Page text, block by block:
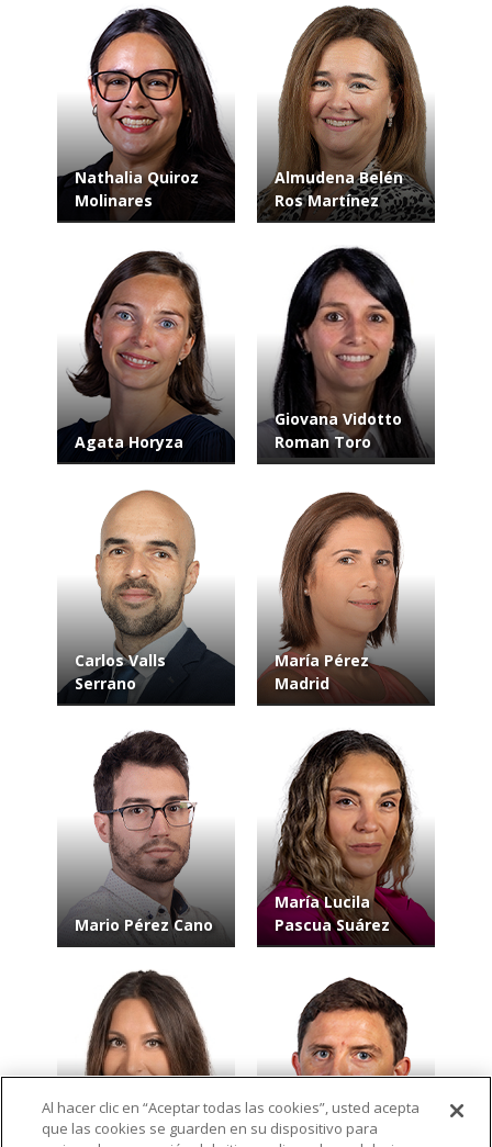
Nathalia Quiroz
Molinares
Almudena Belén
Ros Martínez
Agata Horyza
Giovana Vidotto
Roman Toro
Carlos Valls
Serrano
María Pérez
Madrid
Mario Pérez Cano
María Lucila
Pascua Suárez
Al hacer clic en “Aceptar todas las cookies”, usted acepta
que las cookies se guarden en su dispositivo para